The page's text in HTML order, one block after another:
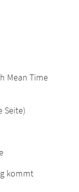
Mean Time
Seite)
kommt